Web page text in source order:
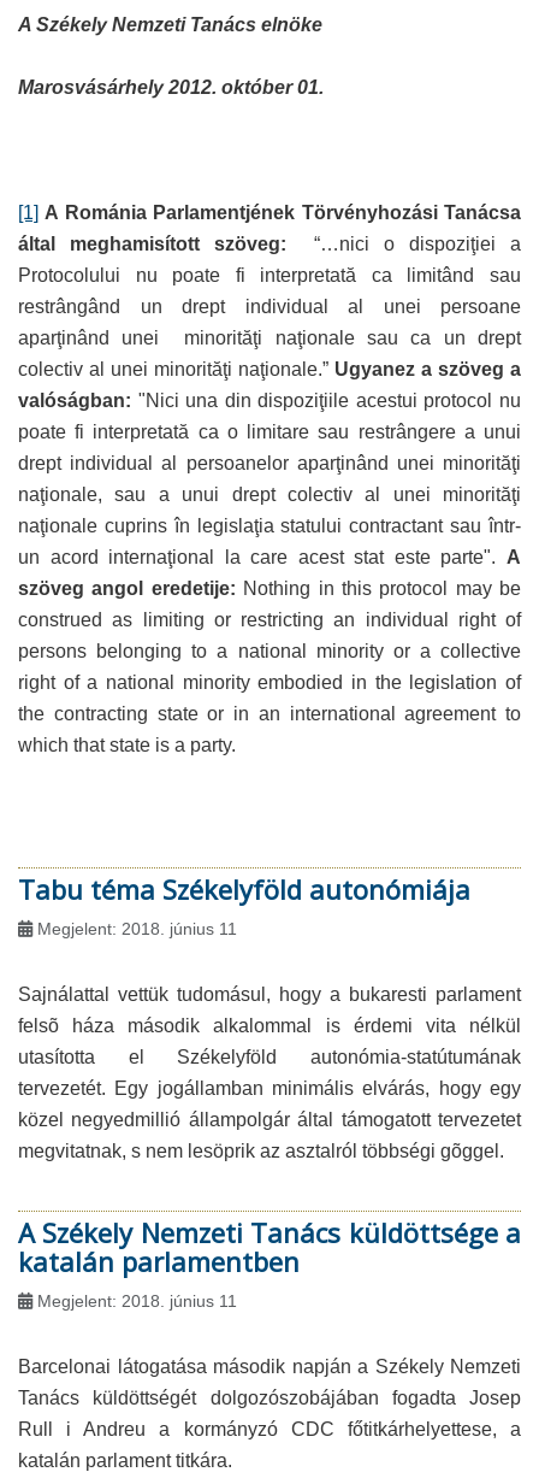
A Székely Nemzeti Tanács elnöke
Marosvásárhely 2012. október 01.
[1] A Románia Parlamentjének Törvényhozási Tanácsa
által meghamisított szöveg: “…nici o dispoziţiei a
Protocolului nu poate fi interpretată ca limitând sau
restrângând un drept individual al unei persoane
aparţinând unei minorităţi naţionale sau ca un drept
colectiv al unei minorităţi naţionale.” Ugyanez a szöveg a
valóságban: "Nici una din dispoziţiile acestui protocol nu
poate fi interpretată ca o limitare sau restrângere a unui
drept individual al persoanelor aparţinând unei minorităţi
naţionale, sau a unui drept colectiv al unei minorităţi
naţionale cuprins în legislaţia statului contractant sau într-
un acord internaţional la care acest stat este parte". A
szöveg angol eredetije: Nothing in this protocol may be
construed as limiting or restricting an individual right of
persons belonging to a national minority or a collective
right of a national minority embodied in the legislation of
the contracting state or in an international agreement to
which that state is a party.
Tabu téma Székelyföld autonómiája
Megjelent: 2018. június 11
Sajnálattal vettük tudomásul, hogy a bukaresti parlament
felsõ háza második alkalommal is érdemi vita nélkül
utasította el Székelyföld autonómia-statútumának
tervezetét. Egy jogállamban minimális elvárás, hogy egy
közel negyedmillió állampolgár által támogatott tervezetet
megvitatnak, s nem lesöprik az asztalról többségi gõggel.
A Székely Nemzeti Tanács küldöttsége a
katalán parlamentben
Megjelent: 2018. június 11
Barcelonai látogatása második napján a Székely Nemzeti
Tanács küldöttségét dolgozószobájában fogadta Josep
Rull i Andreu a kormányzó CDC főtitkárhelyettese, a
katalán parlament titkára.